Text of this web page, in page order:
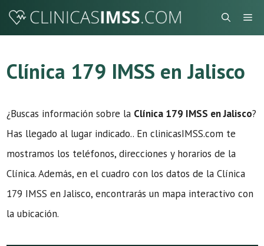
Saltar
Clínica 179 IMSS en Jalisco
¿Buscas información sobre la Clínica 179 IMSS en Jalisco?
Has llegado al lugar indicado.. En clinicasIMSS.com te
mostramos los teléfonos, direcciones y horarios de la
Clínica. Además, en el cuadro con los datos de la Clínica
179 IMSS en Jalisco, encontrarás un mapa interactivo con
la ubicación.